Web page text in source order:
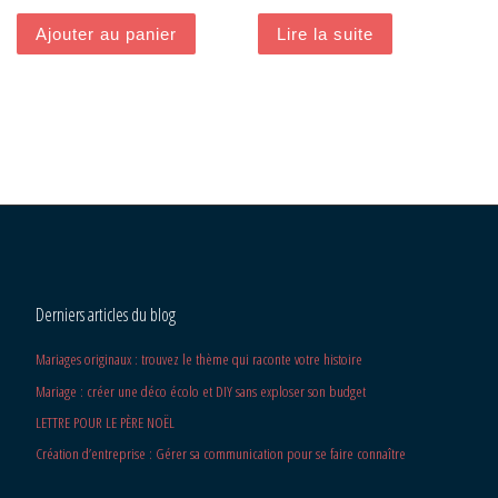
Ajouter au panier Lire la suite
Derniers articles du blog
Mariages originaux : trouvez le thème qui raconte votre histoire
Mariage : créer une déco écolo et DIY sans exploser son budget
LETTRE POUR LE PÈRE NOËL
Création d’entreprise : Gérer sa communication pour se faire connaître